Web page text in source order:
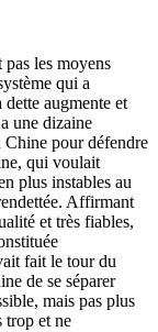
pas les moyens
qui a
augmente et
une dizaine
Chine pour défendre
qui voulait
plus instables au
Affirmant
et très fiables,
fait le tour du
de se séparer
mais pas plus
trop et ne